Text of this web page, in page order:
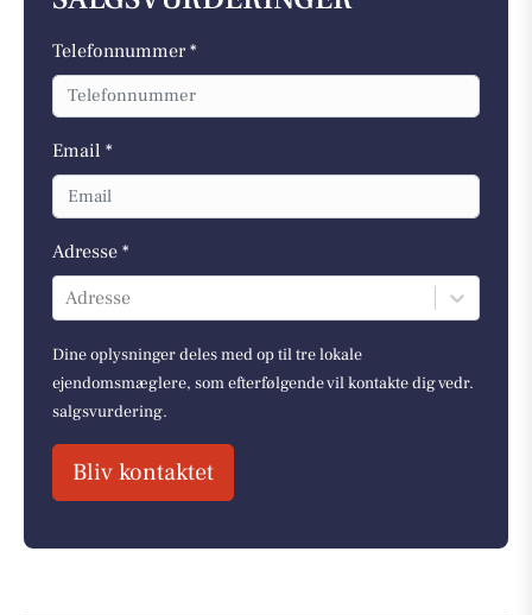
Telefonnummer *
Email *
Adresse *
Adresse
Dine oplysninger deles med op til tre lokale
ejendomsmæglere, som efterfølgende vil kontakte dig vedr.
salgsvurdering.
Bliv kontaktet